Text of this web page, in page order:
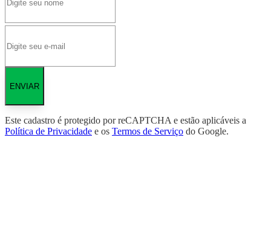
ENVIAR
Este cadastro é protegido por reCAPTCHA e estão aplicáveis a
Política de Privacidade e os Termos de Serviço do Google.